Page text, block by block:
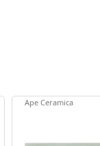
Ape Ceramica